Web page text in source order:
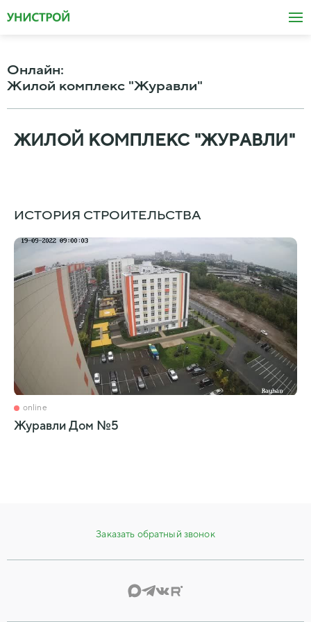
Онлайн:
Жилой комплекс "Журавли"
ЖИЛОЙ КОМПЛЕКС "ЖУРАВЛИ"
ИСТОРИЯ СТРОИТЕЛЬСТВА
online
Журавли Дом №5
Заказать обратный звонок